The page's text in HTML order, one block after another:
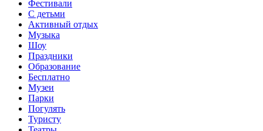
Фестивали
С детьми
Активный отдых
Музыка
Шоу
Праздники
Образование
Бесплатно
Музеи
Парки
Погулять
Туристу